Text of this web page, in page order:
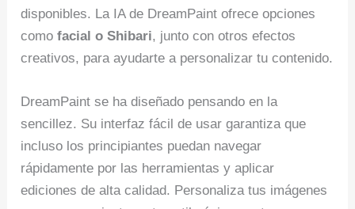
disponibles. La IA de DreamPaint ofrece opciones
comofacial o Shibari, junto con otros efectos
creativos, para ayudarte a personalizar tu contenido.
DreamPaint se ha diseñado pensando en la
sencillez. Su interfaz fácil de usar garantiza que
incluso los principiantes puedan navegar
rápidamente por las herramientas y aplicar
ediciones de alta calidad. Personaliza tus imágenes